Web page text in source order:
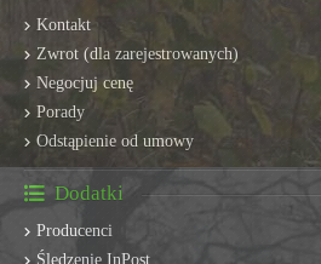
Kontakt
Zwrot (dla zarejestrowanych)
Negocjuj cenę
Porady
Odstąpienie od umowy
Dodatki
Producenci
Śledzenie InPost